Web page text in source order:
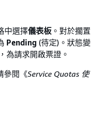
中選擇儀表板 。對於擱置
Pending (待定)。狀態變
為請求開啟票證。
參閱《Service Quotas 使